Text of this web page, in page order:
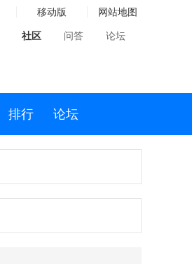
移动版 网站地图
社区 问答 论坛
排行 论坛